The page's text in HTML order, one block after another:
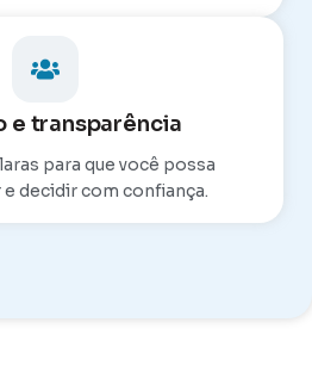
e transparência
para que você possa
decidir com confiança.